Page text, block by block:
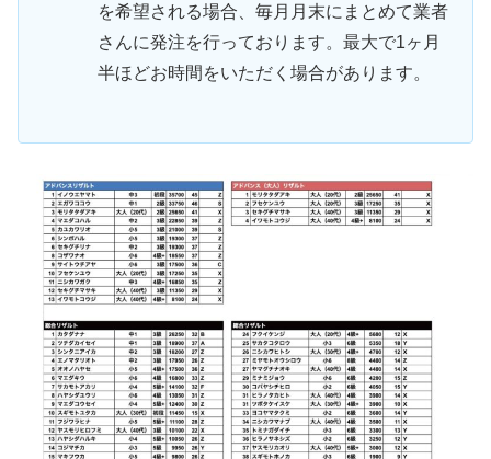
を希望される場合、毎月月末にまとめて業者
さんに発注を行っております。最大で1ヶ月
半ほどお時間をいただく場合があります。